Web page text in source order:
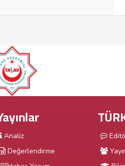
Analiz
Değerlendirme